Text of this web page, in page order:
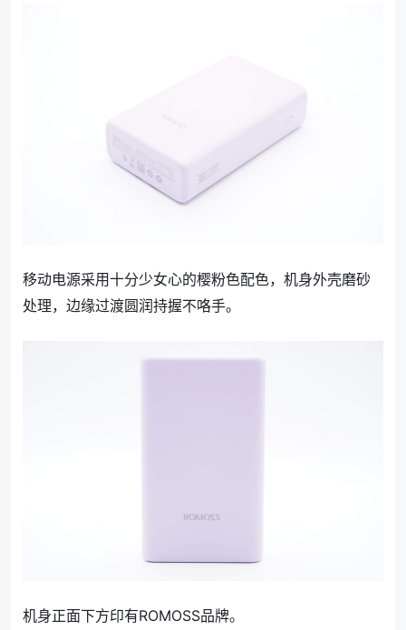
移动电源采用十分少女心的樱粉色配色，机身外壳磨砂
处理，边缘过渡圆润持握不咯手。
机身正面下方印有ROMOSS品牌。